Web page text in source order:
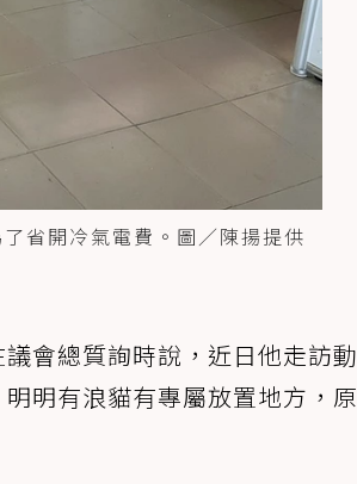
省開冷氣電費。圖／陳揚提供
會總質詢時說，近日他走訪動
明有浪貓有專屬放置地方，原